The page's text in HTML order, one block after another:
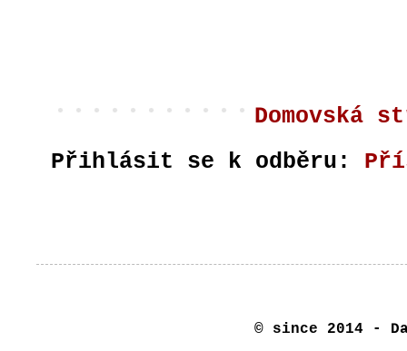
Domovská
Přihlásit se k odběru:
© since 2014 -